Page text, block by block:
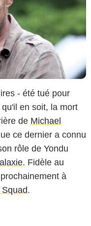
- été tué pour
qu'il en soit, la mort
de Michael
ce dernier a connu
rôle de Yondu
. Fidèle au
à
.